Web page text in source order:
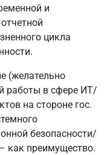
и
цикла
(желательно
работы в сфере ИТ/
на стороне гос.
безопасности/
как преимущество.